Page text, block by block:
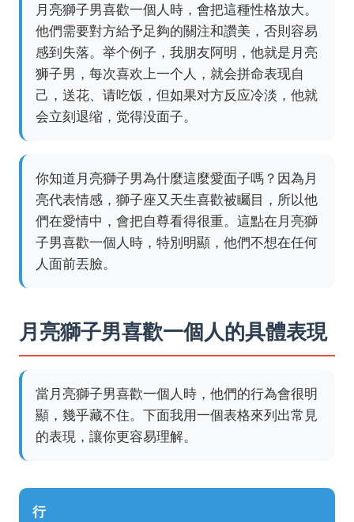
月亮獅子男喜歡一個人時，會把這種性格放大。
他們需要對方給予足夠的關注和讚美，否則容易
感到失落。举个例子，我朋友阿明，他就是月亮
狮子男，每次喜欢上一个人，就会拼命表现自
己，送花、请吃饭，但如果对方反应冷淡，他就
会立刻退缩，觉得没面子。
你知道月亮獅子男為什麼這麼愛面子嗎？因為月
亮代表情感，獅子座又天生喜歡被矚目，所以他
們在愛情中，會把自尊看得很重。這點在月亮獅
子男喜歡一個人時，特別明顯，他們不想在任何
人面前丟臉。
月亮獅子男喜歡一個人的具體表現
當月亮獅子男喜歡一個人時，他們的行為會很明
顯，幾乎藏不住。下面我用一個表格來列出常見
的表現，讓你更容易理解。
行